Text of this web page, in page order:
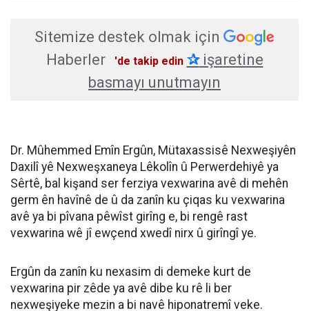
Sitemize destek olmak için
Haberler
'de takip edin ✰işaretine
basmayı unutmayın
Dr. Mûhemmed Emîn Ergûn, Mütaxassisê Nexweşiyên
Daxilî yê Nexweşxaneya Lêkolîn û Perwerdehiyê ya
Sêrtê, bal kişand ser ferziya vexwarina avê di mehên
germ ên havînê de û da zanîn ku çiqas ku vexwarina
avê ya bi pîvana pêwîst girîng e, bi rengê rast
vexwarina wê jî ewçend xwedî nirx û girîngî ye.
Ergûn da zanîn ku nexasim di demeke kurt de
vexwarina pir zêde ya avê dibe ku rê li ber
nexweşiyeke mezin a bi navê hiponatremî veke.